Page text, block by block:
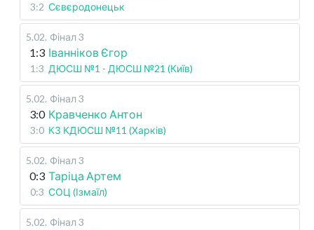
3:2 Сєвєродонецьк
5.02. Фінал 3
1:3 Іванніков Єгор
1:3 ДЮСШ №1 - ДЮСШ №21 (Київ)
5.02. Фінал 3
3:0 Кравченко Антон
3:0 КЗ КДЮСШ №11 (Харків)
5.02. Фінал 3
0:3 Таріца Артем
0:3 СОЦ (Ізмаїл)
5.02. Фінал 3